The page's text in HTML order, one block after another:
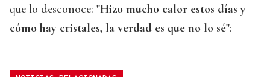
que lo desconoce: "Hizo mucho calor estos días y
cómo hay cristales, la verdad es que no lo sé":